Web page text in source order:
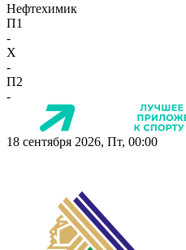
Нефтехимик
П1
-
X
-
П2
-
18 сентября 2026, Пт, 00:00